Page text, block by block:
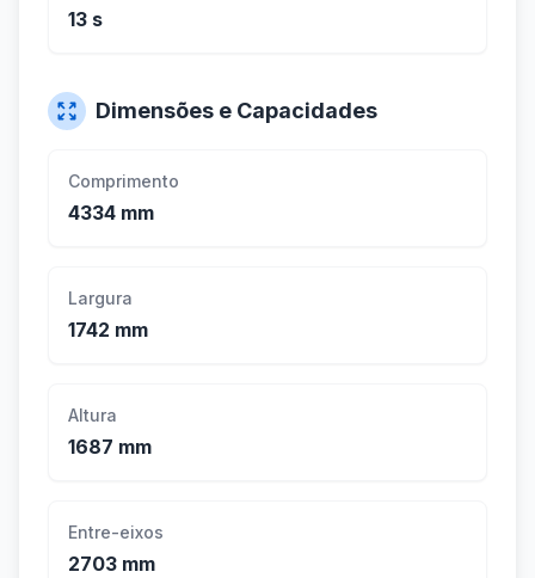
13 s
Dimensões e Capacidades
Comprimento
4334 mm
Largura
1742 mm
Altura
1687 mm
Entre-eixos
2703 mm